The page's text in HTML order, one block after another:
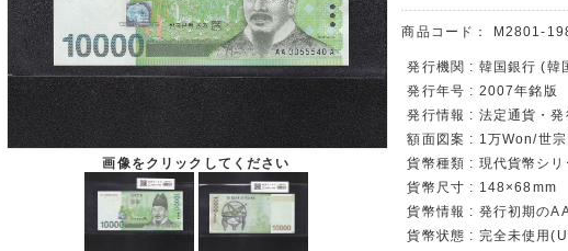
画像をクリックしてください
商品コード： M2801-
発行機関 : 韓国銀行 (韓
発行年号 : 2007年銘版
発行情報 : 法定通貨・発
額面図案 : 1万Won/世
貨幣種類 : 現代貨幣シリ
貨幣尺寸 : 148×68mm
貨幣情報 : 発行初期の
貨幣状態 : 完全未使用